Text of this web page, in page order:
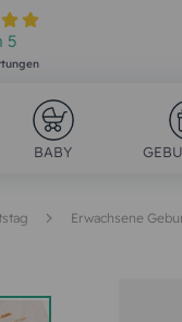
5
BABY
Erwachsene